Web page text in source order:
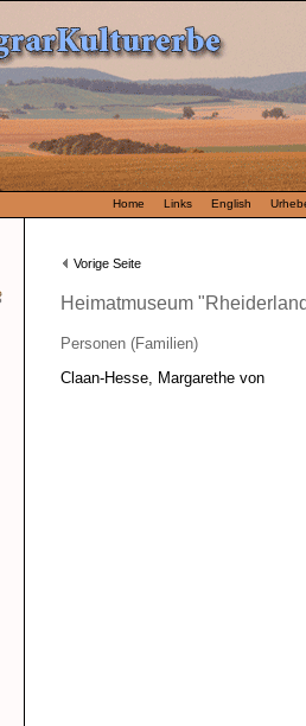
Home Links English
Vorige Seite
Heimatmuseum
Personen (Familien)
Claan-Hesse, Margarethe von